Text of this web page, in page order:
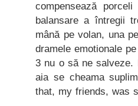
compensează
balansare a întregii
mână pe volan, una
dramele emotionale
3 nu o să ne salveze.
aia se cheama
that, my friends, was